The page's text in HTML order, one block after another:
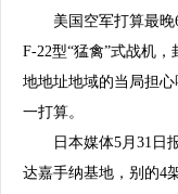
美国空军打算最晚6
F-22型“猛禽”式战机
地地址地域的当局担
一打算。
日本媒体5月31日报
达嘉手纳基地，别的4